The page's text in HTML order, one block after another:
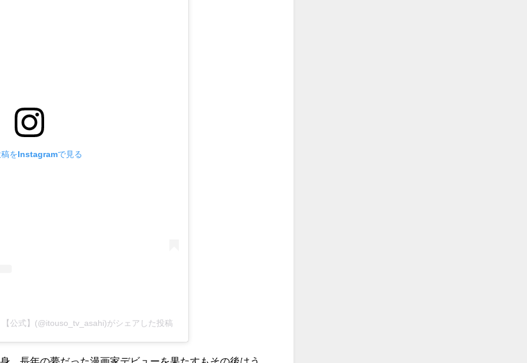
をInstagramで見る
公式】(@itouso_tv_asahi)がシェアした投稿
。長年の夢だった漫画家デビューを果たすもその後はう